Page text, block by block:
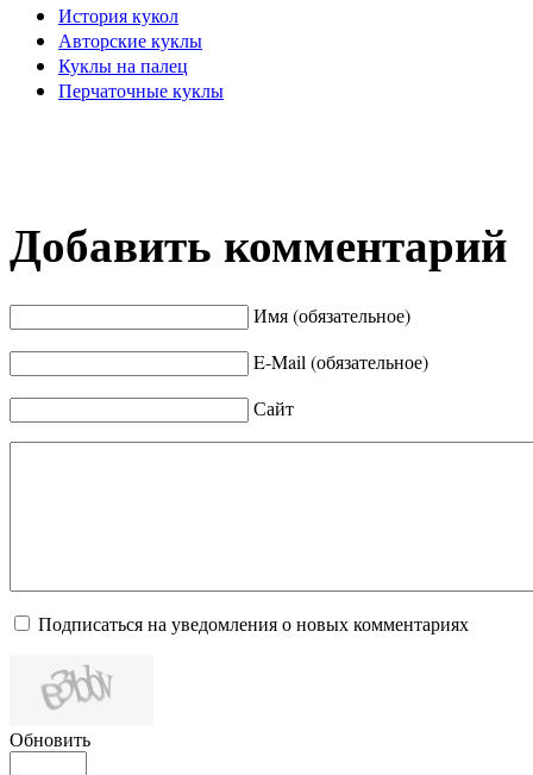
История кукол
Авторские куклы
Куклы на палец
Перчаточные куклы
Добавить комментарий
Имя (обязательное)
E-Mail (обязательное)
Сайт
Подписаться на уведомления о новых комментариях
Обновить